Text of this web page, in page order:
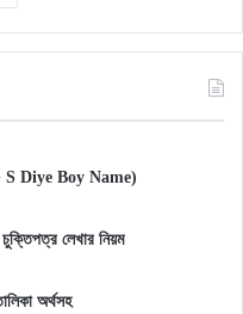
S Diye Boy Name)
চুক্তিপত্র লেখার নিয়ম
অর্থসহ